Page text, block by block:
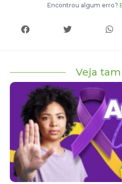
Encontrou algum erro?
Veja